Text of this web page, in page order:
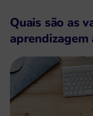
Quais são as
aprendizagem